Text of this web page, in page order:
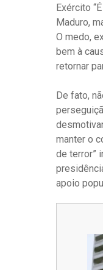
Exército
Maduro,
O medo,
bem à
retornar
De fato,
manter o
de terror”
apoio